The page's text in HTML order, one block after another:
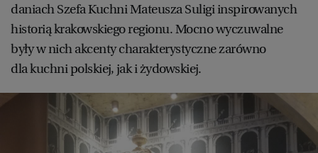
daniach Szefa Kuchni Mateusza Suligi inspirowanych
historią krakowskiego regionu. Mocno wyczuwalne
były w nich akcenty charakterystyczne zarówno
dla kuchni polskiej, jak i żydowskiej.